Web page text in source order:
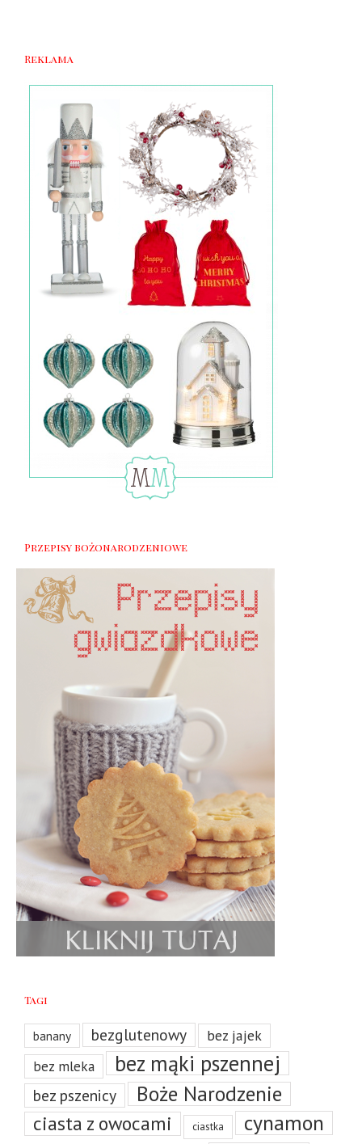
Reklama
Przepisy bożonarodzeniowe
Tagi
banany bezglutenowy bez jajek
bez mleka bez mąki pszennej
bez pszenicy Boże Narodzenie
ciasta z owocami ciastka
cynamon